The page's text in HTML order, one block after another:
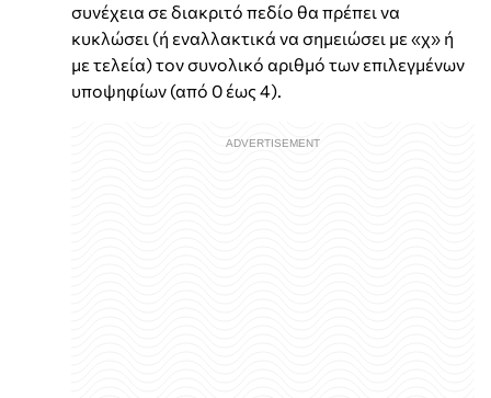
συνέχεια σε διακριτό πεδίο θα πρέπει να
κυκλώσει (ή εναλλακτικά να σημειώσει με «χ» ή
με τελεία) τον συνολικό αριθμό των επιλεγμένων
υποψηφίων (από 0 έως 4).